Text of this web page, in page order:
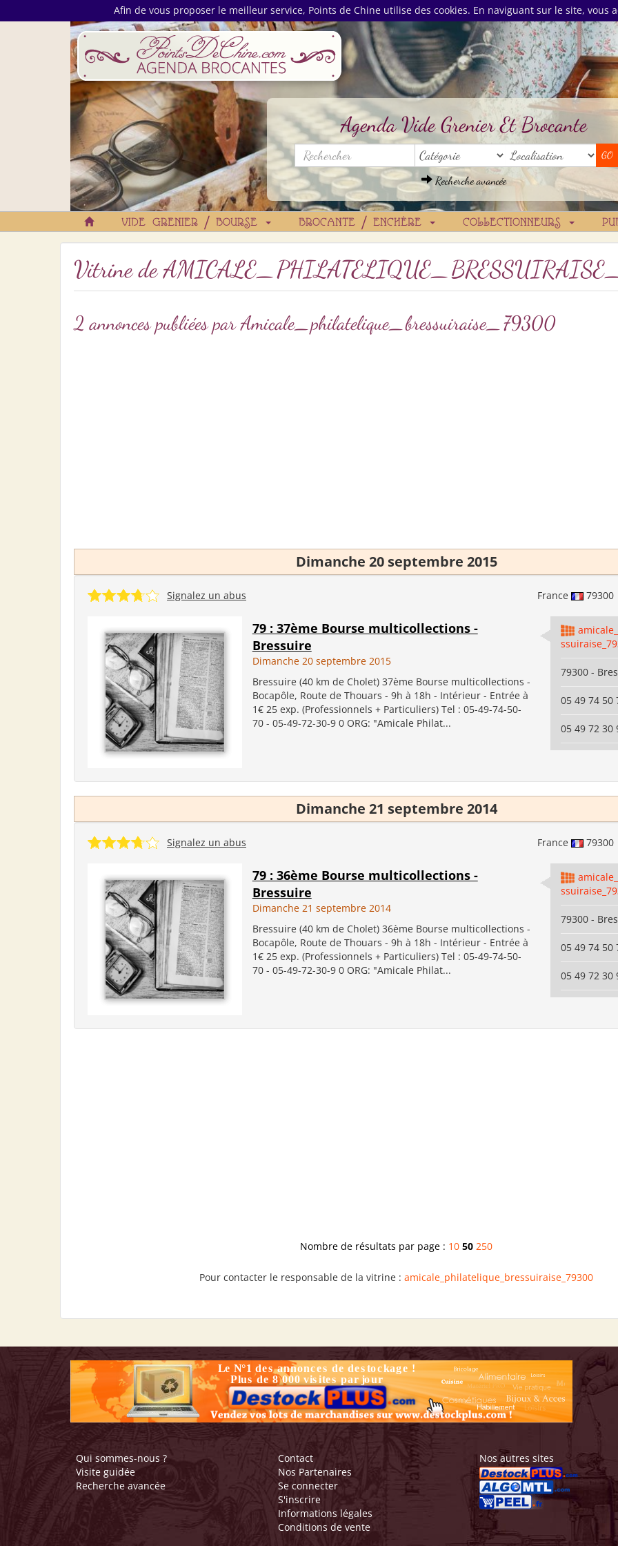
Afin de vous proposer le meilleur service, Points de Chine utilise des cookies. En naviguant sur le site, vous
Agenda Vide Grenier Et Brocante
Recherche avancée
VIDE GRENIER / BOURSE BROCANTE / ENCHÈRE COLLECTIONNEURS
Vitrine de
2 annonces publiées par Amicale_philatelique_bressuiraise_79300
Dimanche 20 septembre 2015
France 79300
Signalez un abus
79 : 37ème Bourse multicollections -
Bressuire
Dimanche 20 septembre 2015
Bressuire (40 km de Cholet) 37ème Bourse multicollections -
Bocapôle, Route de Thouars - 9h à 18h - Intérieur - Entrée à
1€ 25 exp. (Professionnels + Particuliers) Tel : 05-49-74-50-
70 - 05-49-72-30-9 0 ORG: "Amicale Philat...
79300 -
05 49 74 50
05 49 72 30
Dimanche 21 septembre 2014
France 79300
Signalez un abus
79 : 36ème Bourse multicollections -
Bressuire
Dimanche 21 septembre 2014
Bressuire (40 km de Cholet) 36ème Bourse multicollections -
Bocapôle, Route de Thouars - 9h à 18h - Intérieur - Entrée à
1€ 25 exp. (Professionnels + Particuliers) Tel : 05-49-74-50-
70 - 05-49-72-30-9 0 ORG: "Amicale Philat...
79300 -
05 49 74 50
05 49 72 30
Nombre de résultats par page : 10 50 250
Pour contacter le responsable de la vitrine : amicale_philatelique_bressuiraise_79300
Qui sommes-nous ?
Visite guidée
Recherche avancée
Contact
Nos Partenaires
Se connecter
S'inscrire
Informations légales
Conditions de vente
Nos autres sites